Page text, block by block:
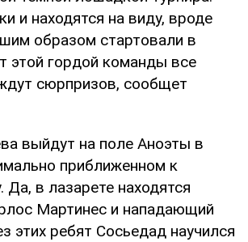
и находятся на виду, вроде
образом стартовали в
этой гордой команды все
сюрпризов, сообщет
выйдут на поле Аноэты в
приближенном к
Да, в лазарете находятся
Мартинес и нападающий
этих ребят Сосьедад научился